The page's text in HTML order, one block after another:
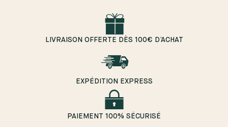
LIVRAISON OFFERTE DÈS 100€ D’ACHAT
EXPÉDITION EXPRESS
PAIEMENT 100% SÉCURISÉ